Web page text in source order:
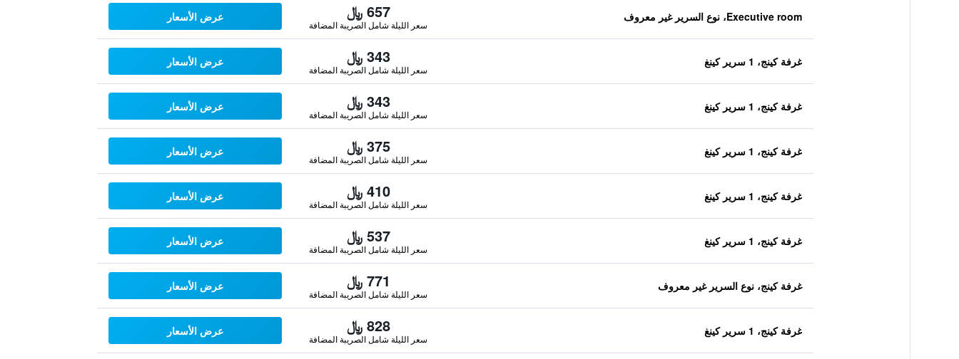
Executive room، نوع السرير غير معروف 657 ﷼
سعر الليلة شامل الصريبة المضافة
عرض الأسعار
غرفة كينج، 1 سرير كينغ 343 ﷼
سعر الليلة شامل الصريبة المضافة
عرض الأسعار
غرفة كينج، 1 سرير كينغ 343 ﷼
سعر الليلة شامل الصريبة المضافة
عرض الأسعار
غرفة كينج، 1 سرير كينغ 375 ﷼
سعر الليلة شامل الصريبة المضافة
عرض الأسعار
غرفة كينج، 1 سرير كينغ 410 ﷼
سعر الليلة شامل الصريبة المضافة
عرض الأسعار
غرفة كينج، 1 سرير كينغ 537 ﷼
سعر الليلة شامل الصريبة المضافة
عرض الأسعار
غرفة كينج، نوع السرير غير معروف 771 ﷼
سعر الليلة شامل الصريبة المضافة
عرض الأسعار
غرفة كينج، 1 سرير كينغ 828 ﷼
سعر الليلة شامل الصريبة المضافة
عرض الأسعار